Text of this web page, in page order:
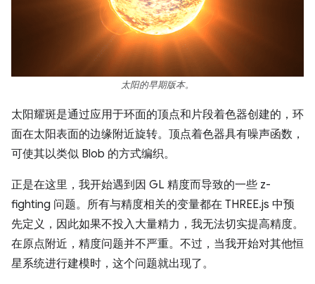
太阳的早期版本。
太阳耀斑是通过应用于环面的顶点和片段着色器创建的，环
面在太阳表面的边缘附近旋转。顶点着色器具有噪声函数，
可使其以类似 Blob 的方式编织。
正是在这里，我开始遇到因 GL 精度而导致的一些 z-
fighting 问题。所有与精度相关的变量都在 THREE.js 中预
先定义，因此如果不投入大量精力，我无法切实提高精度。
在原点附近，精度问题并不严重。不过，当我开始对其他恒
星系统进行建模时，这个问题就出现了。